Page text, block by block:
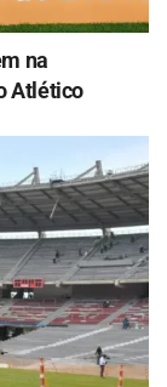
na
Atlético